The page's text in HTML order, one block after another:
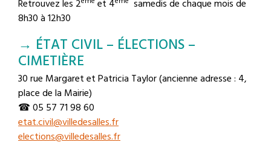
Retrouvez les 2
et 4
samedis de chaque mois de
8h30 à 12h30
→ ÉTAT CIVIL – ÉLECTIONS –
CIMETIÈRE
30 rue Margaret et Patricia Taylor (ancienne adresse : 4,
place de la Mairie)
☎ 05 57 71 98 60
etat.civil@villedesalles.fr
elections@villedesalles.fr